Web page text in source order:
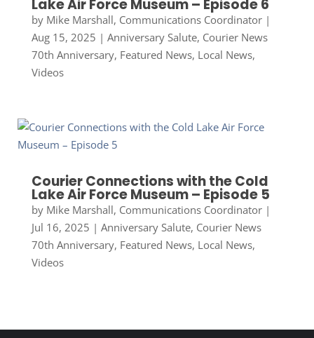
Lake Air Force Museum – Episode 6
by Mike Marshall, Communications Coordinator|
Aug 15, 2025 | Anniversary Salute, Courier News
70th Anniversary, Featured News, Local News,
Videos
Courier Connections with the Cold
Lake Air Force Museum – Episode 5
by Mike Marshall, Communications Coordinator|
Jul 16, 2025 | Anniversary Salute, Courier News
70th Anniversary, Featured News, Local News,
Videos